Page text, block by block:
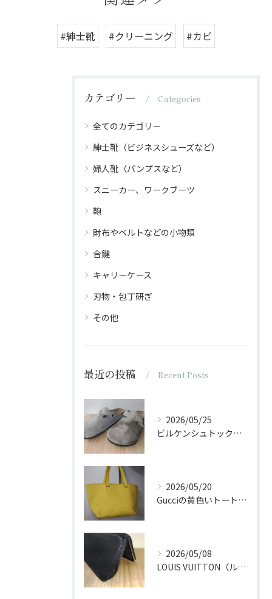
#紳士靴 #クリーニング #カビ
カテゴリー Categories
全てのカテゴリー
紳士靴（ビジネスシューズなど）
婦人靴（パンプスなど）
スニーカー、ワークブーツ
鞄
財布やベルトなどの小物類
合鍵
キャリーケース
刃物・包丁研ぎ
その他
最近の投稿 Recent Posts
2026/05/25
ビルケンシュトックのサンダルに油がかかった
2026/05/20
Gucciの黄色いトートバッグをクリーニング
2026/05/08
LOUIS VUITTON（ルイ・ヴィトン）の長財布のファスナー交換